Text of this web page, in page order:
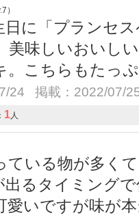
）
日に「プランセ
美味しいおいし
。こちらもたっ
24 掲載：2022/07/
1人
ている物が多く
出るタイミング
愛いですが味が